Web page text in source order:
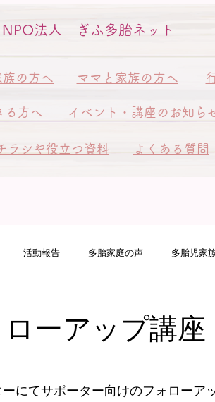
NPO法人 ぎふ多胎ネット
の方へ ママと家族の方へ
る方へ イベント・講座のお知ら
ラシや役立つ資料 よくある質問
活動報告 多胎家庭の声 多胎児家
い
ーアップ講座
にてサポーター向けのフォローア